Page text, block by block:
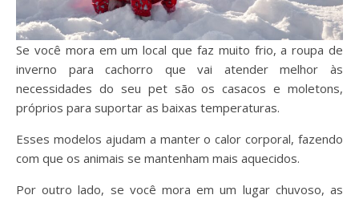
Se você mora em um local que faz muito frio, a roupa de
inverno para cachorro que vai atender melhor às
necessidades do seu pet são os casacos e moletons,
próprios para suportar as baixas temperaturas.
Esses modelos ajudam a manter o calor corporal, fazendo
com que os animais se mantenham mais aquecidos.
Por outro lado, se você mora em um lugar chuvoso, as